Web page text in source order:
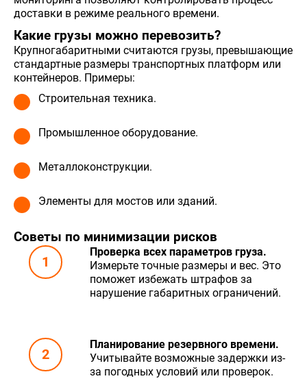
доставки в режиме реального времени.
Какие грузы можно перевозить?
Крупногабаритными считаются грузы, превышающие
стандартные размеры транспортных платформ или
контейнеров. Примеры:
Строительная техника.
Промышленное оборудование.
Металлоконструкции.
Элементы для мостов или зданий.
Советы по минимизации рисков
Проверка всех параметров груза.
Измерьте точные размеры и вес. Это
поможет избежать штрафов за
нарушение габаритных ограничений.
Планирование резервного времени.
Учитывайте возможные задержки из-
за погодных условий или проверок.